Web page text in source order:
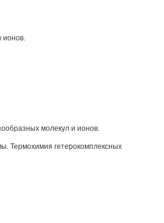
ионов.
молекул и ионов.
Термохимия гетерокомплексных